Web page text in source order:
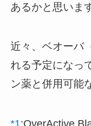
あるかと思いま
近々、ベオーバ
れる予定になっ
ン薬と併用可能